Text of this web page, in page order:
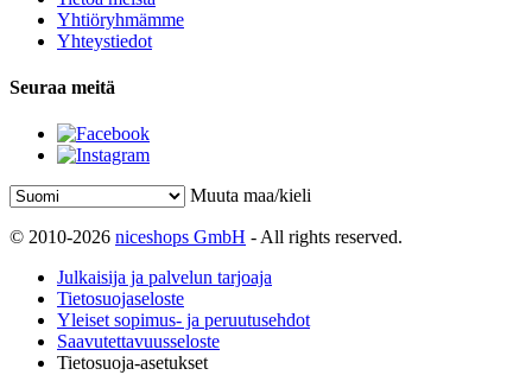
Yhtiöryhmämme
Yhteystiedot
Seuraa meitä
Muuta maa/kieli
© 2010-2026 niceshops GmbH - All rights reserved.
Julkaisija ja palvelun tarjoaja
Tietosuojaseloste
Yleiset sopimus- ja peruutusehdot
Saavutettavuusseloste
Tietosuoja-asetukset